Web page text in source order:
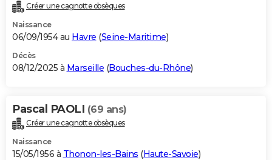
Créer une cagnotte obsèques
Naissance
06/09/1954 au Havre (Seine-Maritime)
Décès
08/12/2025 à Marseille (Bouches-du-Rhône)
Pascal PAOLI (69 ans)
Créer une cagnotte obsèques
Naissance
15/05/1956 à Thonon-les-Bains (Haute-Savoie)